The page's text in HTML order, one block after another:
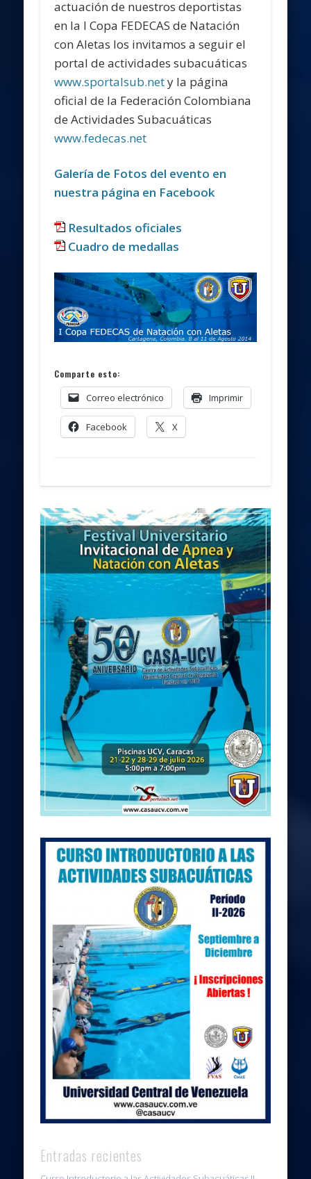
actuación de nuestros deportistas
en la I Copa FEDECAS de Natación
con Aletas los invitamos a seguir el
portal de actividades subacuáticas
www.sportalsub.nety la página
oficial de la Federación Colombiana
de Actividades Subacuáticas
www.fedecas.net
Galería de Fotos del evento en
nuestra página en Facebook
Resultados oficiales
Cuadro de medallas
Comparte esto:
Correo electrónico Imprimir
Facebook X
Entradas recientes